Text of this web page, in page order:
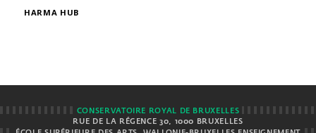
HARMA HUB
CONSERVATOIRE ROYAL DE BRUXELLES
RUE DE LA RÉGENCE 30, 1000 BRUXELLES